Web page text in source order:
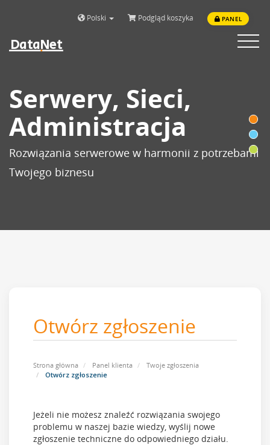
Polski Podgląd koszyka PANEL
DataNet
Toggle
Serwery, Sieci,
Administracja
Rozwiązania serwerowe w harmonii z potrzebami
Twojego biznesu
Otwórz zgłoszenie
Strona główna Panel klienta
Twoje zgłoszenia
Otwórz zgłoszenie
Jeżeli nie możesz znaleźć rozwiązania swojego
problemu w naszej bazie wiedzy, wyślij nowe
zgłoszenie techniczne do odpowiedniego działu.